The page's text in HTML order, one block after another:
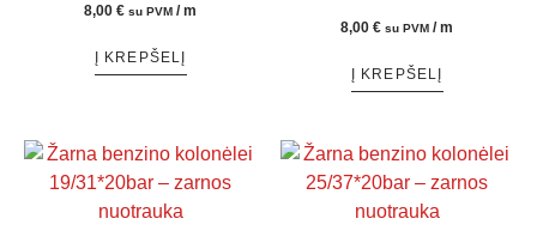
8,00 € su PVM / m
Į KREPŠELĮ
8,00 € su PVM / m
Į KREPŠELĮ